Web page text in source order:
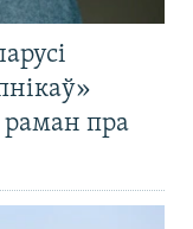
раман пра